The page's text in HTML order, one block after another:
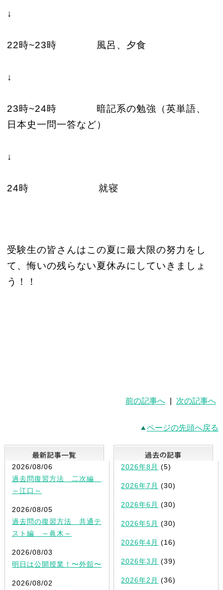
↓
22時~23時 風呂、夕食
↓
23時~24時 暗記系の勉強（英単語、
日本史一問一答など）
↓
24時 就寝
受験生の皆さんはこの夏に最大限の努力をし
て、悔いの残らない夏休みにしていきましょ
う！！
前の記事へ 次の記事へ
ページの先頭へ戻る
最新記事一覧
2026/08/06
過去問復習方法 二次編
～江口～
2026/08/05
過去問の復習方法 共通テ
スト編 ～眞木～
2026/08/03
明日は公開授業！〜外舘〜
2026/08/02
2026年8月 (5)
2026年7月 (30)
2026年6月 (30)
2026年5月 (30)
2026年4月 (16)
2026年3月 (39)
2026年2月 (36)